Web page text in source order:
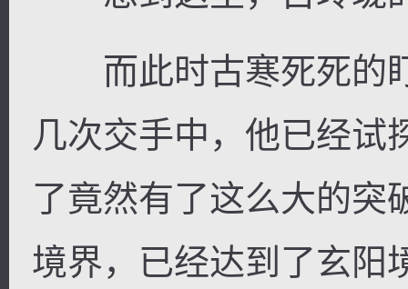
而此时古寒死死的
几次交手中，他已经试
了竟然有了这么大的突
境界，已经达到了玄阳